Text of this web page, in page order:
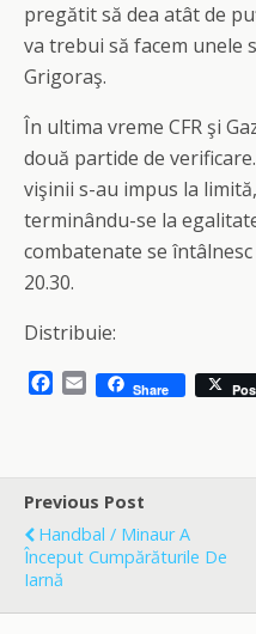
pregătit să dea atât de
va trebui să facem unele
Grigoraş.
În ultima vreme CFR şi
două partide de
vişinii s-au impus la
terminându-se la
combatenate se
20.30.
Distribuie:
b
o
o
k
E
l
Share
Previous Post
Handbal / Minaur A
Început Cumpărăturile De
Iarnă